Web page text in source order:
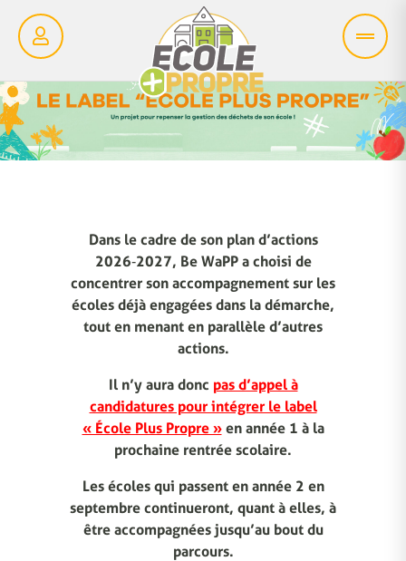
Dans le cadre de son plan d’actions
2026‑2027, Be WaPP a choisi de
concentrer son accompagnement sur les
écoles déjà engagées dans la démarche,
tout en menant en parallèle d’autres
actions.
Il n’y aura donc pas d’appel à
candidatures pour intégrer le label
« École Plus Propre »en année 1 à la
prochaine rentrée scolaire.
Les écoles qui passent en année 2 en
septembre continueront, quant à elles, à
être accompagnées jusqu’au bout du
parcours.